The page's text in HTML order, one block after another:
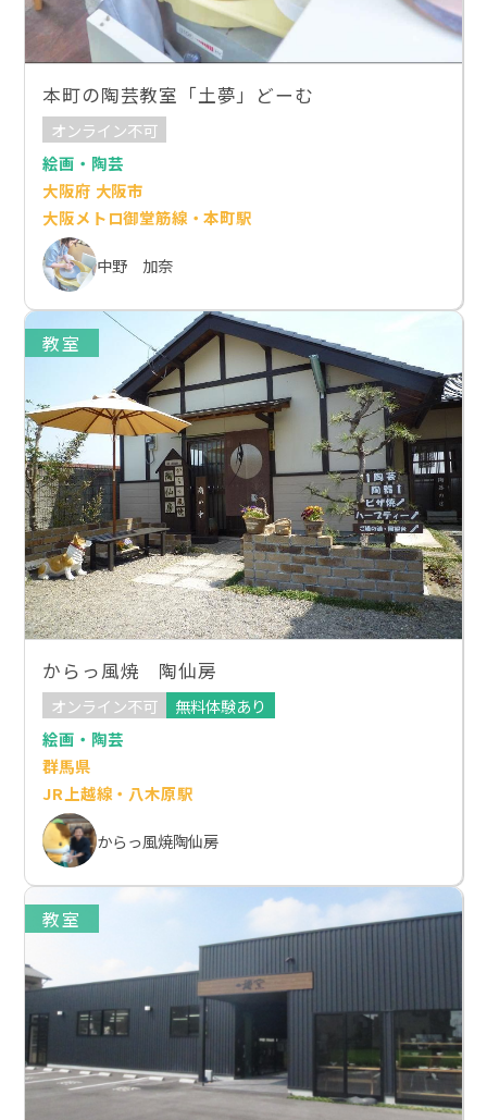
本町の陶芸教室「土夢」どーむ
オンライン不可
絵画・陶芸
大阪府 大阪市
大阪メトロ御堂筋線・本町駅
中野 加奈
教室
からっ風焼 陶仙房
オンライン不可
無料体験あり
絵画・陶芸
群馬県
JR上越線・八木原駅
からっ風焼陶仙房
教室